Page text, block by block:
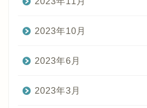
2023年10月
2023年6月
2023年3月